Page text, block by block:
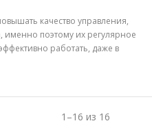
качество управления,
именно поэтому их регулярное
работать, даже в
1 –16 из 16